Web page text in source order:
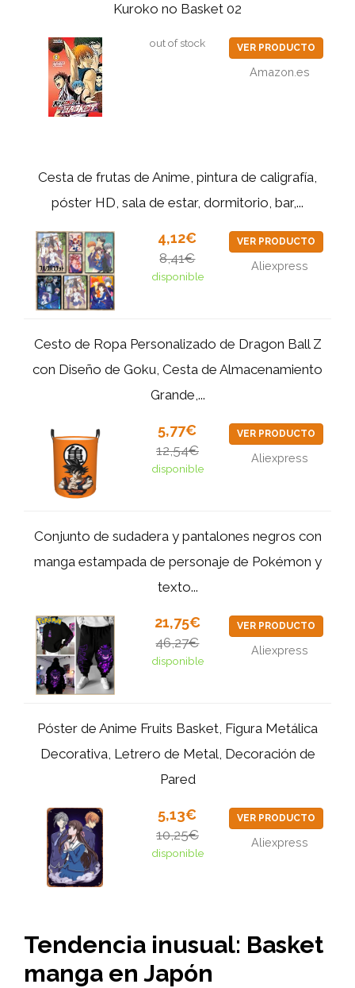
Kuroko no Basket 02
out of stock VER PRODUCTO
Amazon.es
Cesta de frutas de Anime, pintura de caligrafía,
póster HD, sala de estar, dormitorio, bar,...
4,12€
8,41€
disponible
VER PRODUCTO
Aliexpress
Cesto de Ropa Personalizado de Dragon Ball Z
con Diseño de Goku, Cesta de Almacenamiento
Grande,...
5,77€
12,54€
disponible
VER PRODUCTO
Aliexpress
Conjunto de sudadera y pantalones negros con
manga estampada de personaje de Pokémon y
texto...
21,75€
46,27€
disponible
VER PRODUCTO
Aliexpress
Póster de Anime Fruits Basket, Figura Metálica
Decorativa, Letrero de Metal, Decoración de
Pared
5,13€
10,25€
disponible
VER PRODUCTO
Aliexpress
Tendencia inusual: Basket
manga en Japón